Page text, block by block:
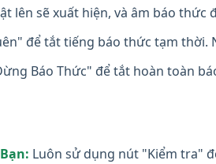
lên sẽ xuất hiện, và âm báo thức
để tắt tiếng báo thức tạm thời.
Báo Thức" để tắt hoàn toàn
Luôn sử dụng nút "Kiểm tra"